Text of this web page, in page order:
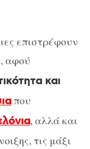
επιστρέφουν
αφού
και
που
, αλλά και
τις μάξι